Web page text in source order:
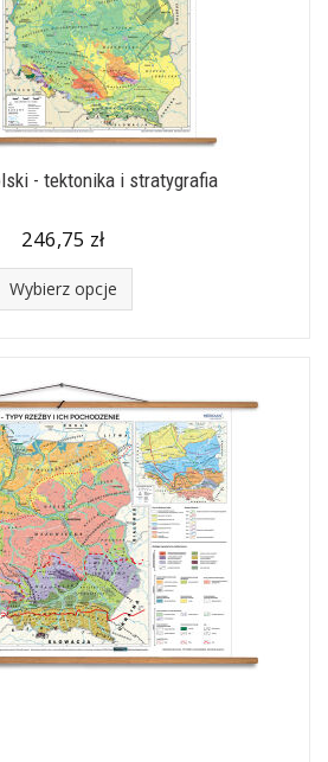
- tektonika i stratygrafia
246,75 zł
Wybierz opcje